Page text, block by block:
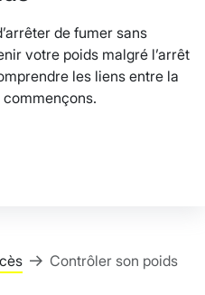
de fumer sans
votre poids malgré l’arrêt
les liens entre la
Contrôler son poids